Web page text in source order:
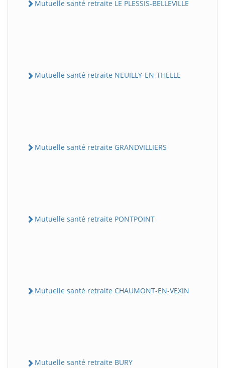
Mutuelle santé retraite LE PLESSIS-BELLEVILLE
Mutuelle santé retraite NEUILLY-EN-THELLE
Mutuelle santé retraite GRANDVILLIERS
Mutuelle santé retraite PONTPOINT
Mutuelle santé retraite CHAUMONT-EN-VEXIN
Mutuelle santé retraite BURY